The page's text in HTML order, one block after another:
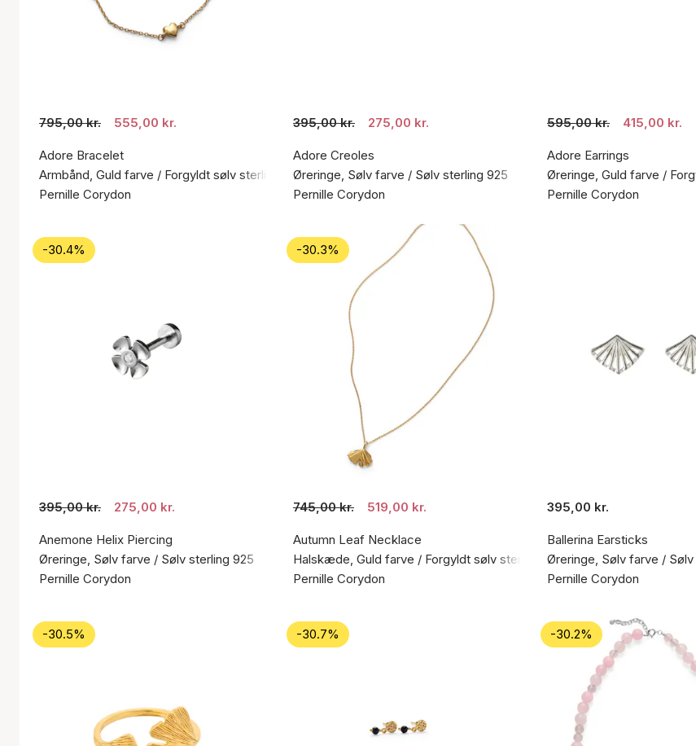
795,00 kr. 555,00 kr.
Adore Bracelet
Armbånd, Guld farve / Forgyldt sølv sterling 925
Pernille Corydon
395,00 kr. 275,00 kr.
Adore Creoles
Øreringe, Sølv farve / Sølv sterling 925
Pernille Corydon
595,00 kr. 415,00 kr.
Adore Earrings
Øreringe, Guld farve /
Pernille Corydon
-30.4%
395,00 kr. 275,00 kr.
Anemone Helix Piercing
Øreringe, Sølv farve / Sølv sterling 925
Pernille Corydon
-30.3%
745,00 kr. 519,00 kr.
Autumn Leaf Necklace
Halskæde, Guld farve / Forgyldt sølv sterling 925
Pernille Corydon
395,00 kr.
Ballerina Earsticks
Øreringe, Sølv farve /
Pernille Corydon
-30.5% -30.7% -30.2%